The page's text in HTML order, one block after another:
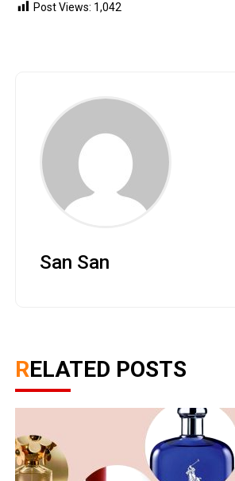
Post Views: 1,042
San San
RELATED POSTS